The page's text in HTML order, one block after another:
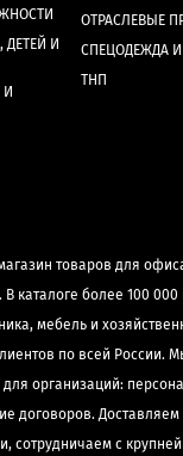
ДЕТЕЙ И
ОТРАСЛЕВЫЕ
СПЕЦОДЕЖДА
ТНП
товаров для
каталоге более 100
мебель и
по всей России.
для организаций:
договоров. Доставляем
сотрудничаем с